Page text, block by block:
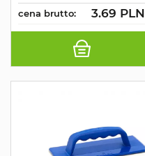
cena brutto: 3.69 PLN